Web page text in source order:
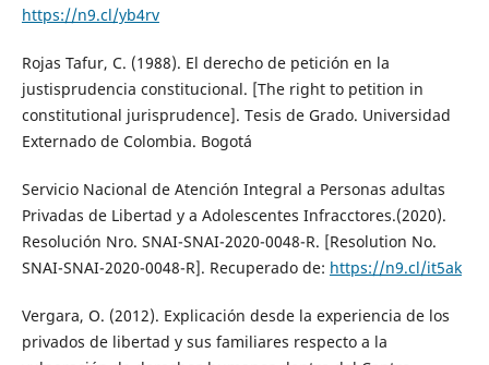
https://n9.cl/yb4rv
Rojas Tafur, C. (1988). El derecho de petición en la
justisprudencia constitucional. [The right to petition in
constitutional jurisprudence]. Tesis de Grado. Universidad
Externado de Colombia. Bogotá
Servicio Nacional de Atención Integral a Personas adultas
Privadas de Libertad y a Adolescentes Infracctores.(2020).
Resolución Nro. SNAI-SNAI-2020-0048-R. [Resolution No.
SNAI-SNAI-2020-0048-R]. Recuperado de: https://n9.cl/it5ak
Vergara, O. (2012). Explicación desde la experiencia de los
privados de libertad y sus familiares respecto a la